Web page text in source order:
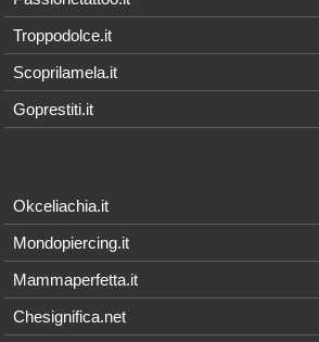
Troppodolce.it
Scoprilamela.it
Goprestiti.it
Okceliachia.it
Mondopiercing.it
Mammaperfetta.it
Chesignifica.net